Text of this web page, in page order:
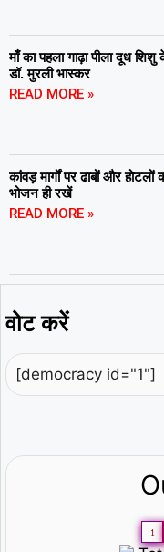
माँ का पहला गाढ़ा पीला दूध
डॉ. मुरली भास्कर
READ MORE »
कांवड़ मार्गों पर ढाबों और होटलों
भोजन ही रखें
READ MORE »
वोट करें
[democracy id="1"]
1